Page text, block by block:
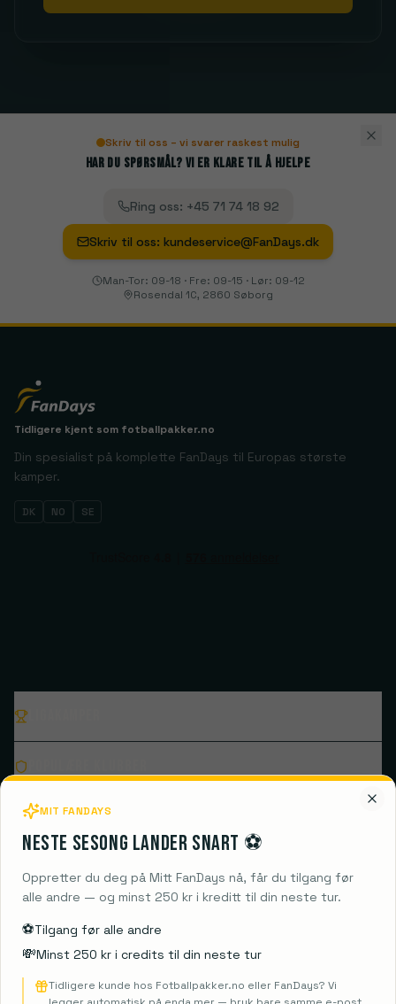
Skriv til oss – vi svarer raskest mulig
Har du spørsmål? Vi er klare til å hjelpe
Ring oss: +45 71 74 18 92
Skriv til oss: kundeservice@FanDays.dk
Man-Tor: 09-18 · Fre: 09-15 · Lør: 09-12
Rosendal 1C, 2860 Søborg
Tidligere kjent som fotballpakker.no
Din spesialist på komplette FanDays til Europas største
kamper.
DK NO SE
Destinasjoner
MIT FANDAYS
Neste sesong lander snart ⚽️
Oppretter du deg på Mitt FanDays nå, får du tilgang før
alle andre — og minst 250 kr i kreditt til din neste tur.
⚽️Tilgang før alle andre
💸Minst 250 kr i credits til din neste tur
Tidligere kunde hos Fotballpakker.no eller FanDays? Vi